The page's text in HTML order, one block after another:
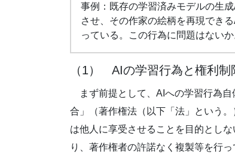
事例：既存の学習済みモデルの生
させ、その作家の絵柄を再現でき
っている。この行為に問題はないか
（1） AIの学習行為と権利制
まず前提として、AIへの学習行為自
合」（著作権法（以下「法」という
は他人に享受させることを目的とし
り、著作権者の許諾なく複製等を行